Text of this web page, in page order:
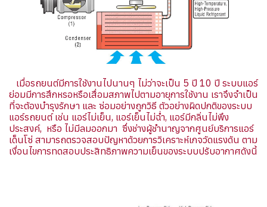
เมื่อรถยนต์มีการใช้งานไปนานๆ ไม่ว่าจะเป็น 5 ปี 10 ปี ระบบแอร์
ย่อมมีการสึกหรอหรือเสื่อมสภาพไปตามอายุการใช้งาน เราจึงจำเป็น
ที่จะต้องบำรุงรักษา และ ซ่อมอย่างถูกวิธี ตัวอย่างผิดปกติของระบบ
แอร์รถยนต์ เช่น แอร์ไม่เย็น, แอร์เย็นไม่ฉ่ำ, แอร์มีกลิ่นไม่พึง
ประสงค์, หรือ ไม่มีลมออกมา ซึ่งช่างผู้ชำนาญจากศูนย์บริการแอร์
เด็นโซ่ สามารถตรวจสอบปัญหาด้วยการวิเคราะห์เกจวัดแรงดัน ตาม
เงื่อนไขการทดสอบประสิทธิภาพความเย็นของระบบปรับอากาศดังนี้